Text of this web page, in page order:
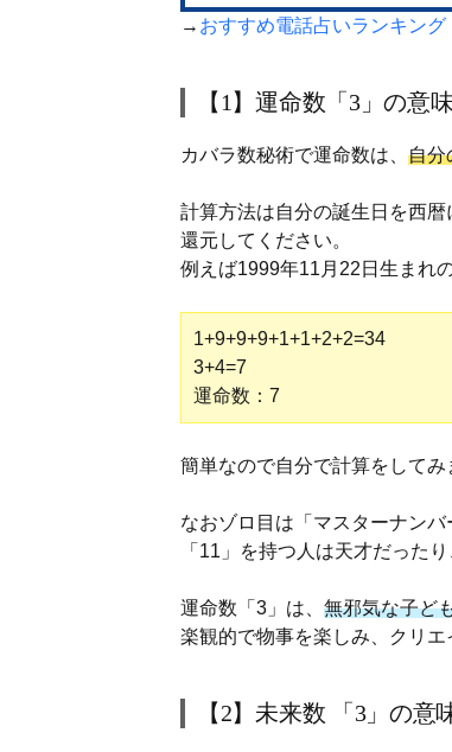
→ おすすめ電話占いランキング
【1】運命数「3」の意味
カバラ数秘術で運命数は、 自分
計算方法は自分の誕生日を西
還元してください。
例えば1999年11月22日生まれ
1+9+9+9+1+1+2+2=34
3+4=7
運命数：7
簡単なので自分で計算をしてみ
なおゾロ目は「マスターナンバ
「11」を持つ人は天才だった
運命数「3」は、 無邪気な子ど
楽観的で物事を楽しみ、クリエ
【2】未来数 「3」の意